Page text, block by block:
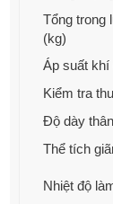
Tổng trong
(kg)
Áp suất khí
Kiểm tra
Độ dày
Thể tích
Nhiệt độ